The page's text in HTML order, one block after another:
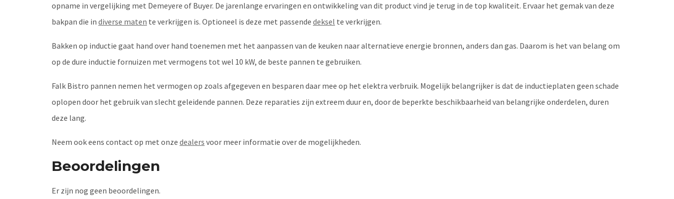
opname in vergelijking met Demeyere of Buyer. De jarenlange ervaringen en ontwikkeling van dit product vind je terug in de top kwaliteit. Ervaar het gemak van deze
bakpan die in diverse maten te verkrijgen is. Optioneel is deze met passende deksel te verkrijgen.
Bakken op inductie gaat hand over hand toenemen met het aanpassen van de keuken naar alternatieve energie bronnen, anders dan gas. Daarom is het van belang om
op de dure inductie fornuizen met vermogens tot wel 10 kW, de beste pannen te gebruiken.
Falk Bistro pannen nemen het vermogen op zoals afgegeven en besparen daar mee op het elektra verbruik. Mogelijk belangrijker is dat de inductieplaten geen schade
oplopen door het gebruik van slecht geleidende pannen. Deze reparaties zijn extreem duur en, door de beperkte beschikbaarheid van belangrijke onderdelen, duren
deze lang.
Neem ook eens contact op met onze dealers voor meer informatie over de mogelijkheden.
Beoordelingen
Er zijn nog geen beoordelingen.